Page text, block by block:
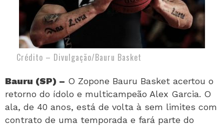
Crédito – Divulgação/Bauru Basket
Bauru (SP) – O Zopone Bauru Basket acertou o
retorno do ídolo e multicampeão Alex Garcia. O
ala, de 40 anos, está de volta à sem limites com
contrato de uma temporada e fará parte do